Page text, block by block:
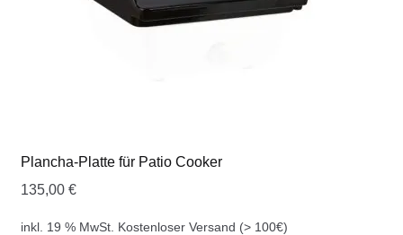
Plancha-Platte für Patio Cooker
135,00 €
inkl. 19 % MwSt. Kostenloser Versand (> 100€)